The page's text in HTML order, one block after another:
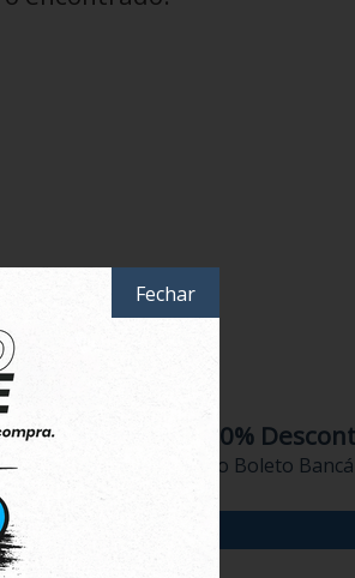
10%
no Boleto
Fechar